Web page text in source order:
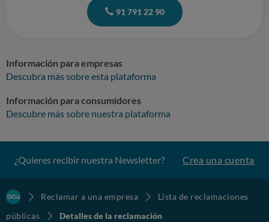
91 791 22 90
Información para empresas
Descubra más sobre esta plataforma
Información para consumidores
Descubre más sobre nuestra plataforma
¿Quieres recibir nuestra Newsletter? Crea una cuenta
Reclamar a una empresa
Lista de reclamaciones
públicas
Detalles de la reclamación